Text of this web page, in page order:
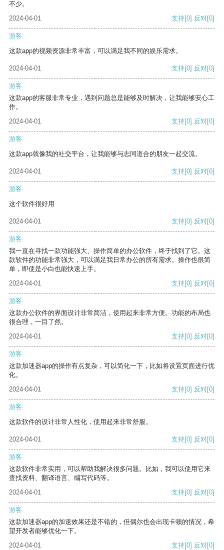
不少。
2024-04-01
支持[0] 反对[0]
游客
这款app的视频资源非常丰富，可以满足我不同的娱乐需求。
2024-04-01 支持[0] 反对[0]
游客
这款app的客服非常专业，遇到问题总是能够及时解决，让我能够安心工
作。
2024-04-01
支持[0] 反对[0]
游客
这款app就像我的社交平台，让我能够与志同道合的朋友一起交流。
2024-04-01 支持[0] 反对[0]
游客
这个软件很好用
2024-04-01 支持[0] 反对[0]
游客
我一直在寻找一款功能强大、操作简单的办公软件，终于找到了它。这
款软件的功能非常强大，可以满足我日常办公的所有需求。操作也很简
单，即使是小白也能快速上手。
2024-04-01
支持[0] 反对[0]
游客
这款办公软件的界面设计非常简洁，使用起来非常方便。功能的布局也
很合理，一目了然。
2024-04-01
支持[0] 反对[0]
游客
这款加速器app的操作有点复杂，可以简化一下，比如将设置页面进行优
化。
2024-04-01
支持[0] 反对[0]
游客
这款软件的设计非常人性化，使用起来非常舒服。
2024-04-01 支持[0] 反对[0]
游客
这款软件非常实用，可以帮助我解决很多问题。比如，我可以使用它来
查找资料、翻译语言、编写代码等。
2024-04-01
支持[0] 反对[0]
游客
这款加速器app的加速效果还是不错的，但偶尔也会出现卡顿的情况，希
望开发者能够优化一下。
2024-04-01
支持[0] 反对[0]